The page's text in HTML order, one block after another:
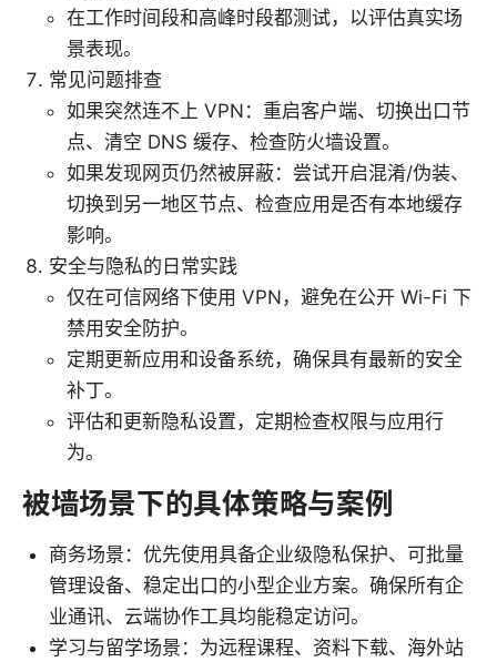
在工作时间段和高峰时段都测试，以评估真实场
景表现。
常见问题排查
如果突然连不上 VPN：重启客户端、切换出口节
点、清空 DNS 缓存、检查防火墙设置。
如果发现网页仍然被屏蔽：尝试开启混淆/伪装、
切换到另一地区节点、检查应用是否有本地缓存
影响。
安全与隐私的日常实践
仅在可信网络下使用 VPN，避免在公开 Wi-Fi 下
禁用安全防护。
定期更新应用和设备系统，确保具有最新的安全
补丁。
评估和更新隐私设置，定期检查权限与应用行
为。
被墙场景下的具体策略与案例
商务场景：优先使用具备企业级隐私保护、可批量
管理设备、稳定出口的小型企业方案。确保所有企
业通讯、云端协作工具均能稳定访问。
学习与留学场景：为远程课程、资料下载、海外站